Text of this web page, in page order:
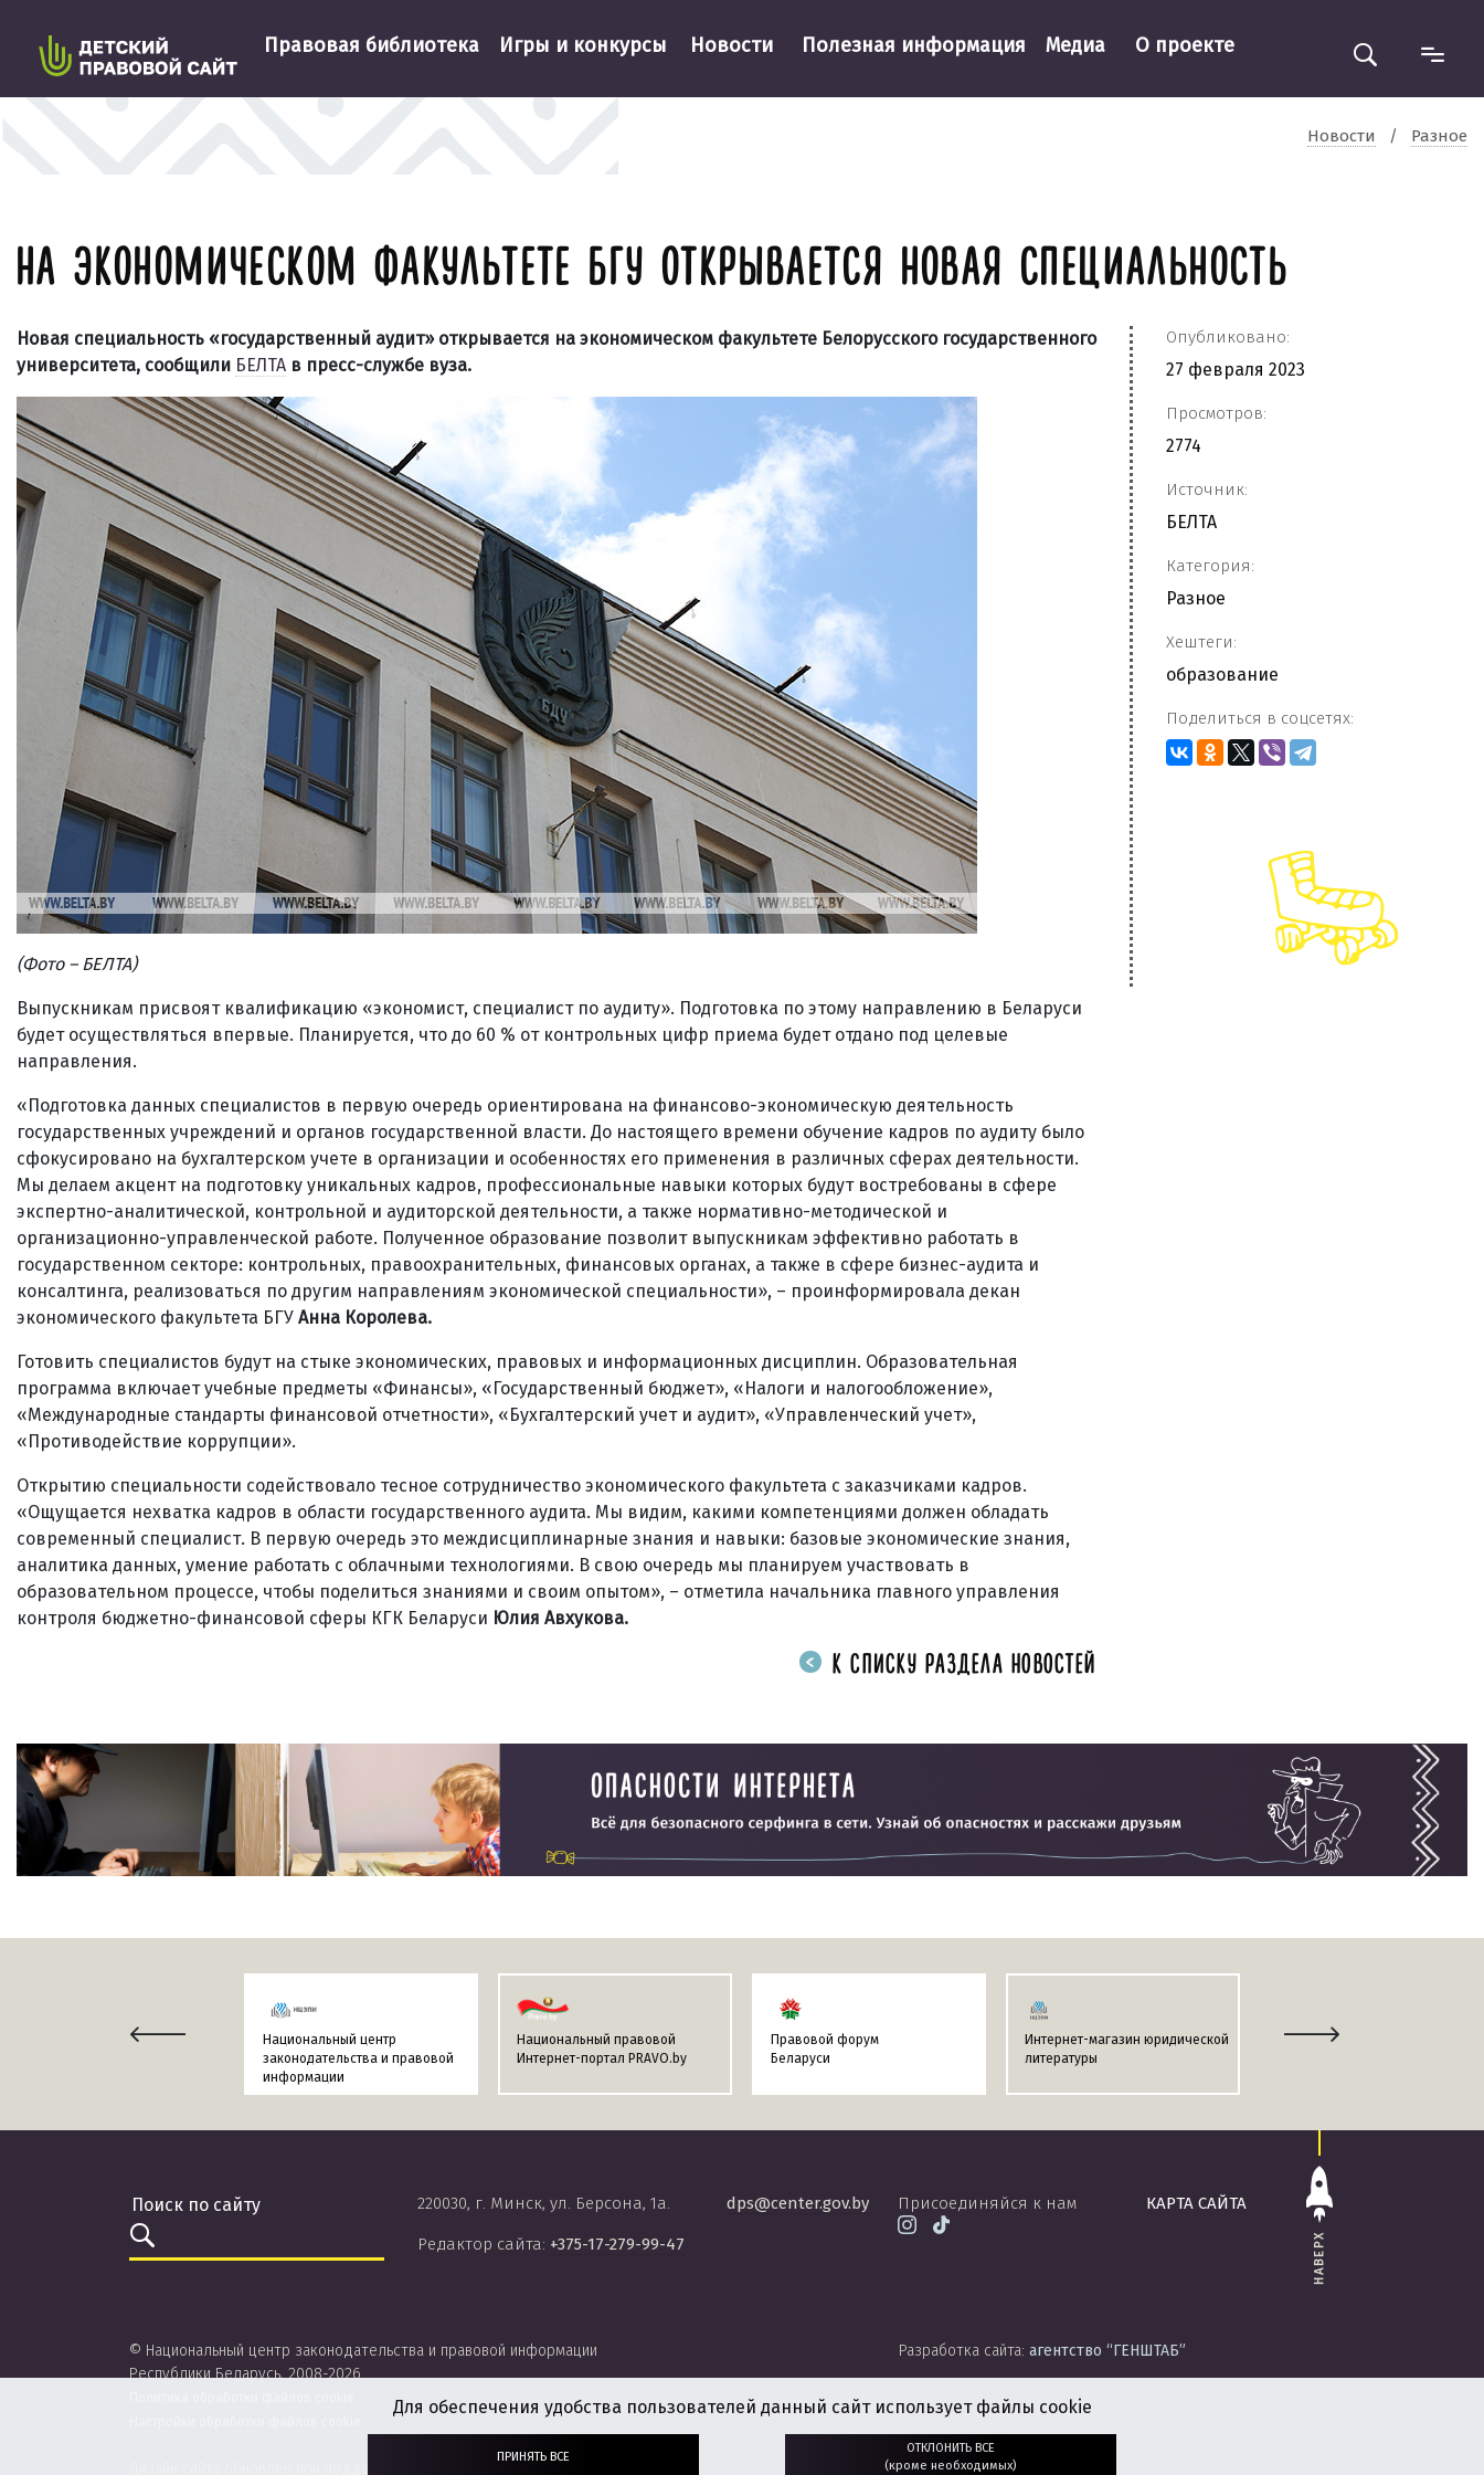
Правовая библиотека Игры и конкурсы Новости Полезная информация Медиа О проекте
Новости / Разное
НА ЭКОНОМИЧЕСКОМ ФАКУЛЬТЕТЕ БГУ ОТКРЫВАЕТСЯ НОВАЯ СПЕЦИАЛЬНОСТЬ
Новая специальность «государственный аудит» открывается на экономическом факультете Белорусского государственного
университета, сообщили БЕЛТА в пресс-службе вуза.
(Фото – БЕЛТА)
Выпускникам присвоят квалификацию «экономист, специалист по аудиту». Подготовка по этому направлению в Беларуси
будет осуществляться впервые. Планируется, что до 60 % от контрольных цифр приема будет отдано под целевые
направления.
«Подготовка данных специалистов в первую очередь ориентирована на финансово-экономическую деятельность
государственных учреждений и органов государственной власти. До настоящего времени обучение кадров по аудиту было
сфокусировано на бухгалтерском учете в организации и особенностях его применения в различных сферах деятельности.
Мы делаем акцент на подготовку уникальных кадров, профессиональные навыки которых будут востребованы в сфере
экспертно-аналитической, контрольной и аудиторской деятельности, а также нормативно-методической и
организационно-управленческой работе. Полученное образование позволит выпускникам эффективно работать в
государственном секторе: контрольных, правоохранительных, финансовых органах, а также в сфере бизнес-аудита и
консалтинга, реализоваться по другим направлениям экономической специальности», – проинформировала декан
экономического факультета БГУ Анна Королева.
Готовить специалистов будут на стыке экономических, правовых и информационных дисциплин. Образовательная
программа включает учебные предметы «Финансы», «Государственный бюджет», «Налоги и налогообложение»,
«Международные стандарты финансовой отчетности», «Бухгалтерский учет и аудит», «Управленческий учет»,
«Противодействие коррупции».
Открытию специальности содействовало тесное сотрудничество экономического факультета с заказчиками кадров.
«Ощущается нехватка кадров в области государственного аудита. Мы видим, какими компетенциями должен обладать
современный специалист. В первую очередь это междисциплинарные знания и навыки: базовые экономические знания,
аналитика данных, умение работать с облачными технологиями. В свою очередь мы планируем участвовать в
образовательном процессе, чтобы поделиться знаниями и своим опытом», – отметила начальника главного управления
контроля бюджетно-финансовой сферы КГК Беларуси Юлия Авхукова.
Опубликовано:
27 февраля 2023
Просмотров:
2774
Источник:
БЕЛТА
Категория:
Разное
Хештеги:
образование
Поделиться в соцсетях:
К СПИСКУ РАЗДЕЛА НОВОСТЕЙ
Национальный центр
законодательства и правовой
информации
Национальный правовой
Интернет-портал PRAVO.by
Правовой форум
Беларуси
Интернет-магазин юридической
литературы
Информационно-поисковая
НАВЕРХ
КАРТА САЙТА
220030, г. Минск, ул. Берсона, 1а.
Редактор сайта: +375-17-279-99-47
dps@center.gov.by Присоединяйся к нам
© Национальный центр законодательства и правовой информации
Республики Беларусь, 2008-2026.
Разработка сайта: агентство “ГЕНШТАБ”
Для обеспечения удобства пользователей данный сайт использует файлы cookie
ПРИНЯТЬ ВСЕ
ОТКЛОНИТЬ ВСЕ
(кроме необходимых)